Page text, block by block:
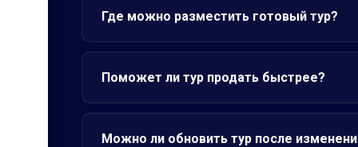
Где можно разместить готовый тур?
Поможет ли тур продать быстрее?
Можно ли обновить тур после